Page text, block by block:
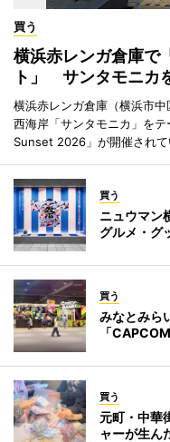
買う
横浜赤レンガ倉庫で
ト」 サンタモニカ
横浜赤レンガ倉庫（横浜市
西海岸「サンタモニカ」を
Sunset 2026」が開催されて
買う
ニュウマン
グルメ・グ
買う
みなとみら
「
買う
元町・中華
ャーが生ん